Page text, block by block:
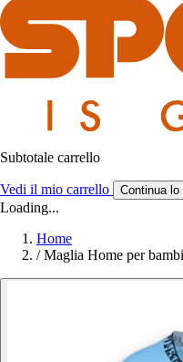
Subtotale carrello
Vedi il mio carrello Continua lo
Loading...
Home
/ Maglia Home per